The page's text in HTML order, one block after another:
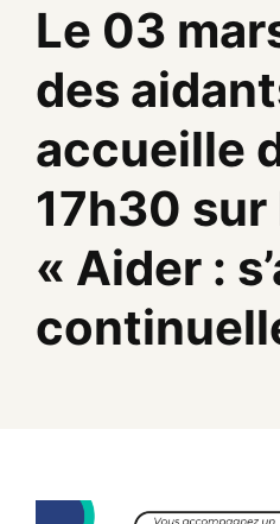
Le 03
des
accueille
17h30
« Aider :